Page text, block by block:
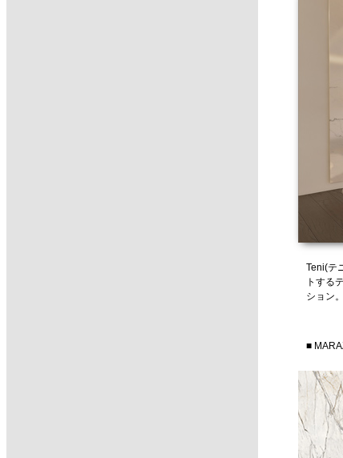
Teni(テ
トする
ション
■